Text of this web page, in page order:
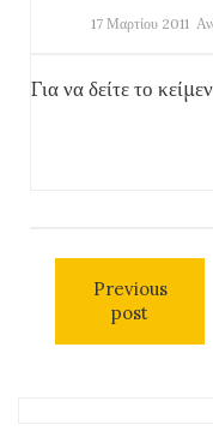
17 Μαρτίου 2011
Για να δείτε το
Previous
post